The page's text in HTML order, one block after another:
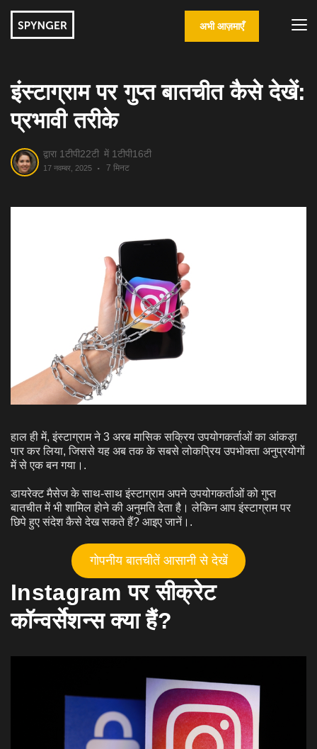
अभी आज़माएँ
इंस्टाग्राम पर गुप्त बातचीत कैसे देखें:
प्रभावी तरीके
द्वारा 1टीपी22टी में 1टीपी16टी
17 नवम्बर, 2025 7 मिनट
हाल ही में, इंस्टाग्राम ने 3 अरब मासिक सक्रिय उपयोगकर्ताओं का आंकड़ा
पार कर लिया, जिससे यह अब तक के सबसे लोकप्रिय उपभोक्ता अनुप्रयोगों
में से एक बन गया।.
डायरेक्ट मैसेज के साथ-साथ इंस्टाग्राम अपने उपयोगकर्ताओं को गुप्त
बातचीत में भी शामिल होने की अनुमति देता है। लेकिन आप इंस्टाग्राम पर
छिपे हुए संदेश कैसे देख सकते हैं? आइए जानें।.
गोपनीय बातचीतें आसानी से देखें
Instagram पर सीक्रेट
कॉन्वर्सेशन्स क्या हैं?